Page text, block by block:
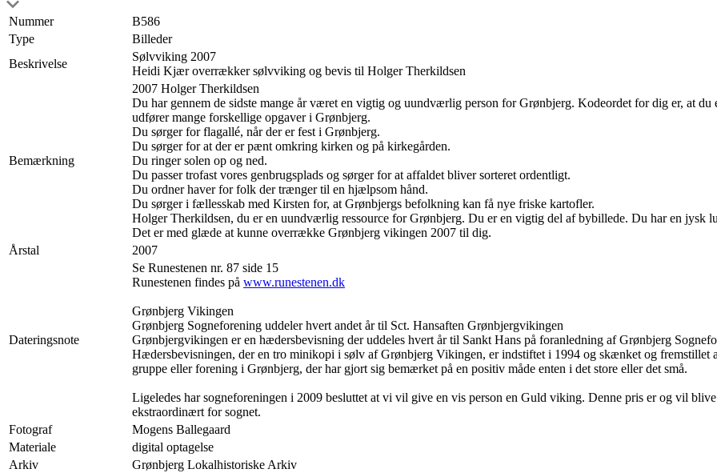
Nummer
B586
Type
Billeder
Beskrivelse
Sølvviking 2007
Heidi Kjær overrækker sølvviking og bevis til Holger Therkildsen
Bemærkning
2007 Holger Therkildsen
Du har gennem de sidste mange år været en vigtig og uundværlig person for Grønbjerg. Kodeordet for dig er, at
udfører mange forskellige opgaver i Grønbjerg.
Du sørger for flagallé, når der er fest i Grønbjerg.
Du sørger for at der er pænt omkring kirken og på kirkegården.
Du ringer solen op og ned.
Du passer trofast vores genbrugsplads og sørger for at affaldet bliver sorteret ordentligt.
Du ordner haver for folk der trænger til en hjælpsom hånd.
Du sørger i fællesskab med Kirsten for, at Grønbjergs befolkning kan få nye friske kartofler.
Holger Therkildsen, du er en uundværlig ressource for Grønbjerg. Du er en vigtig del af bybillede. Du har en jysk
Det er med glæde at kunne overrække Grønbjerg vikingen 2007 til dig.
Årstal
2007
Dateringsnote
Se Runestenen nr. 87 side 15
Runestenen findes på www.runestenen.dk
Grønbjerg Vikingen
Grønbjerg Sogneforening uddeler hvert andet år til Sct. Hansaften Grønbjergvikingen
Grønbjergvikingen er en hædersbevisning der uddeles hvert år til Sankt Hans på foranledning af Grønbjerg
Hædersbevisningen, der en tro minikopi i sølv af Grønbjerg Vikingen, er indstiftet i 1994 og skænket og fremstillet
gruppe eller forening i Grønbjerg, der har gjort sig bemærket på en positiv måde enten i det store eller det små.
Ligeledes har sogneforeningen i 2009 besluttet at vi vil give en vis person en Guld viking. Denne pris er og vil
ekstraordinært for sognet.
Fotograf
Mogens Ballegaard
Materiale
digital optagelse
Arkiv
Grønbjerg Lokalhistoriske Arkiv